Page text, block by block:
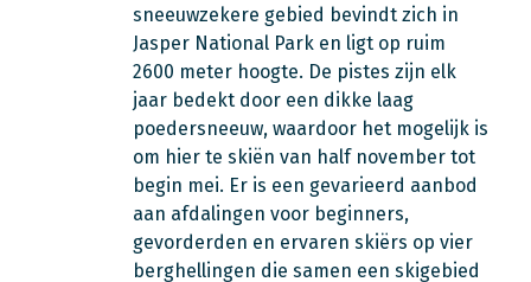
sneeuwzekere gebied bevindt zich in
Jasper National Park en ligt op ruim
2600 meter hoogte. De pistes zijn elk
jaar bedekt door een dikke laag
poedersneeuw, waardoor het mogelijk is
om hier te skiën van half november tot
begin mei. Er is een gevarieerd aanbod
aan afdalingen voor beginners,
gevorderden en ervaren skiërs op vier
berghellingen die samen een skigebied